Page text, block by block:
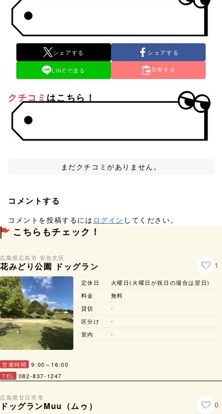
シェアする シェアする
LINEで送る 共有する
クチコミはこちら！
まだクチコミがありません。
コメントする
コメントを投稿するには ログイン してください。
こちらもチェック！
広島県広島市 安佐北区
花みどり公園 ドッグラン 1
営業時間
9:00～16:00
TEL
082-837-1247
定休日
火曜日(火曜日が祝日の場合は翌日)
料金
無料
貸切
-
区分け
-
室内
-
広島県廿日市市
ドッグランMuu（ムゥ） 0